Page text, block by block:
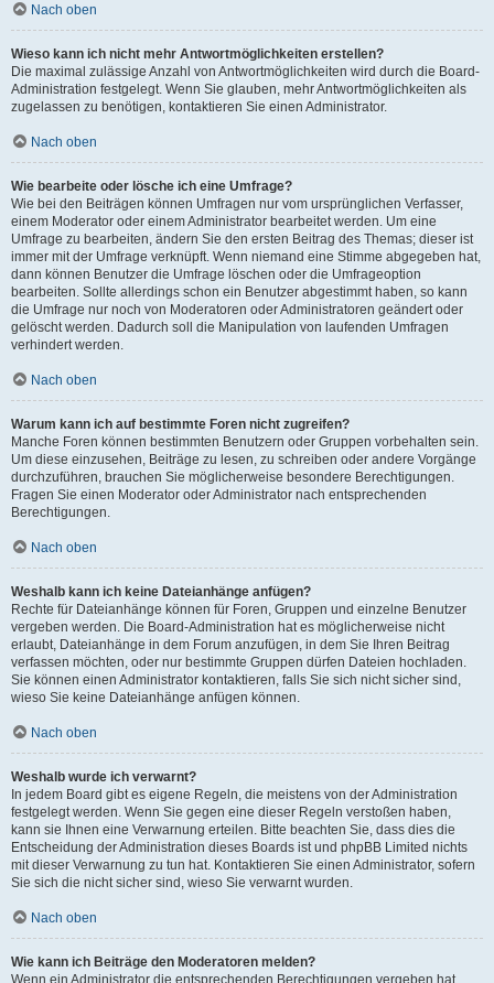
Nach oben
Wieso kann ich nicht mehr Antwortmöglichkeiten erstellen?
Die maximal zulässige Anzahl von Antwortmöglichkeiten wird durch die Board-
Administration festgelegt. Wenn Sie glauben, mehr Antwortmöglichkeiten als
zugelassen zu benötigen, kontaktieren Sie einen Administrator.
Nach oben
Wie bearbeite oder lösche ich eine Umfrage?
Wie bei den Beiträgen können Umfragen nur vom ursprünglichen Verfasser,
einem Moderator oder einem Administrator bearbeitet werden. Um eine
Umfrage zu bearbeiten, ändern Sie den ersten Beitrag des Themas; dieser ist
immer mit der Umfrage verknüpft. Wenn niemand eine Stimme abgegeben hat,
dann können Benutzer die Umfrage löschen oder die Umfrageoption
bearbeiten. Sollte allerdings schon ein Benutzer abgestimmt haben, so kann
die Umfrage nur noch von Moderatoren oder Administratoren geändert oder
gelöscht werden. Dadurch soll die Manipulation von laufenden Umfragen
verhindert werden.
Nach oben
Warum kann ich auf bestimmte Foren nicht zugreifen?
Manche Foren können bestimmten Benutzern oder Gruppen vorbehalten sein.
Um diese einzusehen, Beiträge zu lesen, zu schreiben oder andere Vorgänge
durchzuführen, brauchen Sie möglicherweise besondere Berechtigungen.
Fragen Sie einen Moderator oder Administrator nach entsprechenden
Berechtigungen.
Nach oben
Weshalb kann ich keine Dateianhänge anfügen?
Rechte für Dateianhänge können für Foren, Gruppen und einzelne Benutzer
vergeben werden. Die Board-Administration hat es möglicherweise nicht
erlaubt, Dateianhänge in dem Forum anzufügen, in dem Sie Ihren Beitrag
verfassen möchten, oder nur bestimmte Gruppen dürfen Dateien hochladen.
Sie können einen Administrator kontaktieren, falls Sie sich nicht sicher sind,
wieso Sie keine Dateianhänge anfügen können.
Nach oben
Weshalb wurde ich verwarnt?
In jedem Board gibt es eigene Regeln, die meistens von der Administration
festgelegt werden. Wenn Sie gegen eine dieser Regeln verstoßen haben,
kann sie Ihnen eine Verwarnung erteilen. Bitte beachten Sie, dass dies die
Entscheidung der Administration dieses Boards ist und phpBB Limited nichts
mit dieser Verwarnung zu tun hat. Kontaktieren Sie einen Administrator, sofern
Sie sich die nicht sicher sind, wieso Sie verwarnt wurden.
Nach oben
Wie kann ich Beiträge den Moderatoren melden?
Wenn ein Administrator die entsprechenden Berechtigungen vergeben hat,